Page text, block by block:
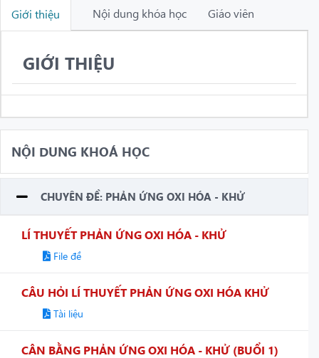
Giới thiệu Nội dung khóa học Giáo viên
GIỚI THIỆU
NỘI DUNG KHOÁ HỌC
CHUYÊN ĐỀ: PHẢN ỨNG OXI HÓA - KHỬ
LÍ THUYẾT PHẢN ỨNG OXI HÓA - KHỬ
File đề
CÂU HỎI LÍ THUYẾT PHẢN ỨNG OXI HÓA KHỬ
Tài liệu
CÂN BẰNG PHẢN ỨNG OXI HÓA - KHỬ (BUỔI 1)